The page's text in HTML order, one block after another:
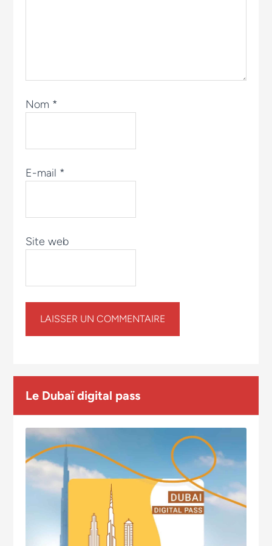
Nom *
E-mail *
Site web
Le Dubaï digital pass